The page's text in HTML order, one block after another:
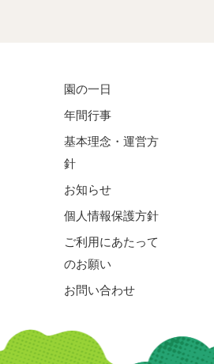
園の一日
年間行事
基本理念・運営方
針
お知らせ
個人情報保護方針
ご利用にあたって
のお願い
お問い合わせ